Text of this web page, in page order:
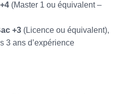
(Master 1 ou équivalent –
+3 (Licence ou équivalent),
3 ans d’expérience